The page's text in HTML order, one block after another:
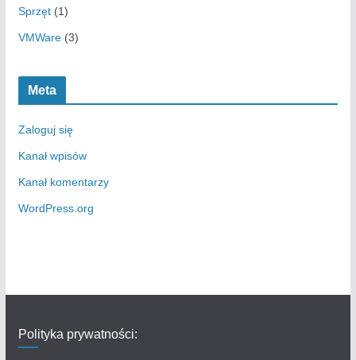
Sprzęt(1)
VMWare(3)
Meta
Zaloguj się
Kanał wpisów
Kanał komentarzy
WordPress.org
Polityka prywatności: